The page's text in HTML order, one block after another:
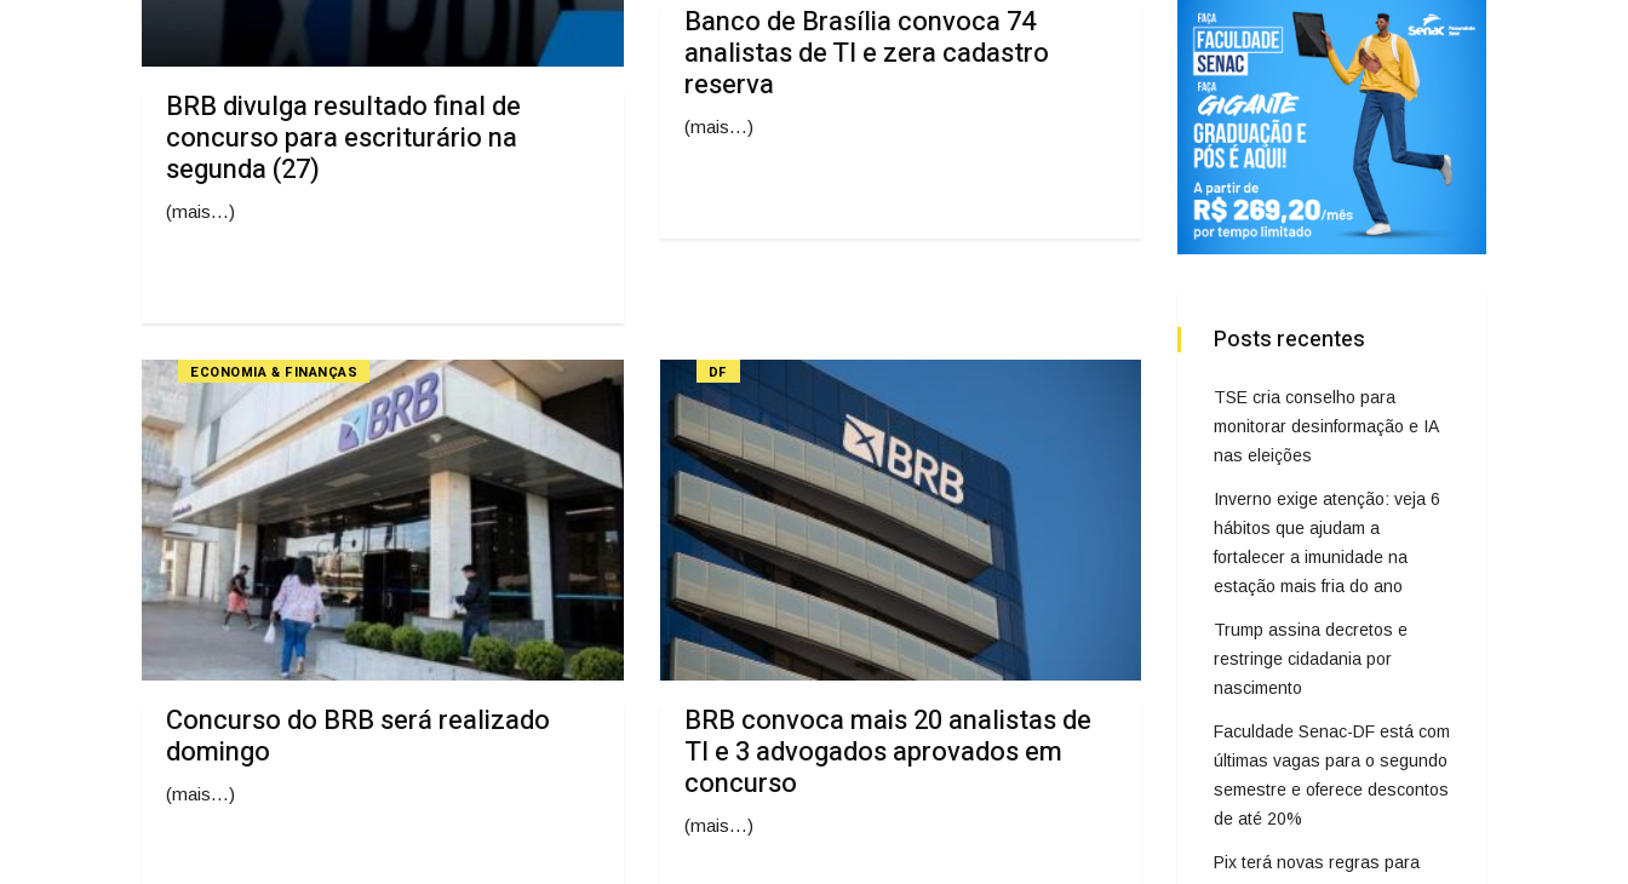
BRB divulga resultado final de
concurso para escriturário na
segunda (27)
(mais…)
Banco de Brasília convoca 74
analistas de TI e zera cadastro
reserva
(mais…)
ECONOMIA & FINANÇAS
Concurso do BRB será realizado
domingo
(mais…)
DF
BRB convoca mais 20 analistas de
TI e 3 advogados aprovados em
concurso
(mais…)
Posts recentes
TSE cria conselho para
monitorar desinformação e IA
nas eleições
Inverno exige atenção: veja 6
hábitos que ajudam a
fortalecer a imunidade na
estação mais fria do ano
Trump assina decretos e
restringe cidadania por
nascimento
Faculdade Senac-DF está com
últimas vagas para o segundo
semestre e oferece descontos
de até 20%
Pix terá novas regras para